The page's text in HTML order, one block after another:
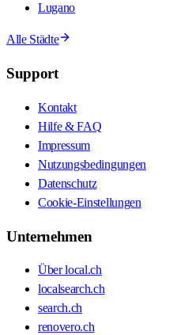
Lugano
Alle Städte
Support
Kontakt
Hilfe & FAQ
Impressum
Nutzungsbedingungen
Datenschutz
Cookie-Einstellungen
Unternehmen
Über local.ch
localsearch.ch
search.ch
renovero.ch